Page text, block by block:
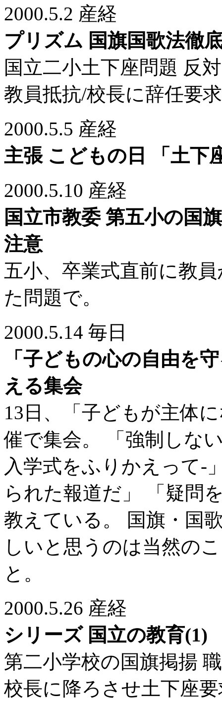
2000.5.2 産経
プリズム 国旗国歌法徹
国立二小土下座問題 反
教員抵抗/校長に辞任要
2000.5.5 産経
主張 こどもの日 「土下
2000.5.10 産経
国立市教委 第五小の国
注意
五小、卒業式直前に教
た問題で。
2000.5.14 毎日
「子どもの心の自由を
える集会
13日、「子どもが主体
催で集会。 「強制しな
入学式をふりかえって-
られた報道だ」 「疑問
教えている。 国旗・国
しいと思うのは当然の
と。
2000.5.26 産経
シリーズ 国立の教育(1)
第二小学校の国旗掲揚
校長に降ろさせ土下座